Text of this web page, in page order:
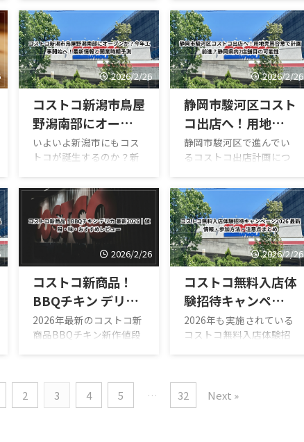
段／おすすめ度・カテゴ
リ別の狙い目商品・買い
方・在庫対策・混雑回避
のコツ 掲載価格は税込の
目安です。店舗によって
価格変動がある可能性が
あります セ ...
名いちご大福 9個入英語
表記STRAWBERRY
DAIFUKU 9PC商品番号
93301価格1,998円（税
込）内容量820g1個あた
り約222円 ...
ながらない」「返品やオ
ンライン注文の問い合わ
せは？」と困る人は多い
です。 この記事では、コ
ストコカスタマーセンタ
ーに関する連絡方法の基
本から、目的別の問い合
わせ先の選び方、電話が
混む時間帯の避け方、ス
ムーズに解決するコツま
でまとめます。 コストコ
の問い合わせ配送状況キ
ャンセル返品 会員登録更
新家族カード住所変更 返
金返品の基本ルール確認
倉庫店サービス営業時間
の確認 トラブル時の相談
コストコカ ...
ダメ？」「無料って本
当？」と気になっていま
せんか？ コストコでは、
1つの会員登録につき無料
で家族カードが1枚発行で
きます。ただし、誰でも
作れるわけではなく“同
居”などの条件がありま
す。 この記事では、コス
トコ 家族 カード 作り方
を初心者向けにわかりや
問まで、2026年最新版で
まとめました。 コストコ
家族カードの作り方の基
本ルール 本会員1名につ
き家族カード1枚無料 同
居している18歳以上が対
象 別住 ...
2026/2/26
コストコ新潟市鳥屋
野潟南部にオープン
か？今年工事開始
へ！最新情報と開業
いよいよ新潟市にもコス
トコが誕生するのか？新
部エリアにコストコ出店
計画が進んでいるとの情
報が広がり、今年から工
事開始との動きも報じら
れています。 正式発表は
まだながら、用地整備や
開発準備が進めば、新潟
県内初となるコストコ倉
庫店が誕生する可能性が
あります！ 本記事では
「コストコ新潟市鳥屋野
策、商業環境への影響ま
で徹底解説します。 コス
2026/2/26
静岡市駿河区コスト
コ出店へ！用地売買
合意で計画前進？静
岡県内2店舗目の可
静岡市駿河区で進んでい
るコストコ出店計画につ
ニュースが入りました。
出店予定地をめぐり、地
権者と開発事業者が用地
売買に合意したことが明
らかになりました。 もし
正式出店となれば、静岡
県内では2店舗目となり、
地域経済や商業環境に大
きな影響を与える可能性
があります。 本記事で
は、静岡市駿河区コスト
ト・課題まで徹底解説し
ます！ 静岡市駿河区コス
2026/2/26
コストコ新商品！
BBQチキン デリカ
最新2026｜値段・
味・おすすめレビュ
2026年最新のコストコ新
商品BBQチキン新作値段
ウトドア、家族のお出か
けにも絶対チェックした
2026/2/26
コストコ無料入店体
験招待キャンペーン
2026 最新情報・参
加方法・注意点まと
2026年も実施されている
コストコ無料入店体験招
入れる体験チャンス！」
と話題になっています。
2 3 4 5 … 32 Next »